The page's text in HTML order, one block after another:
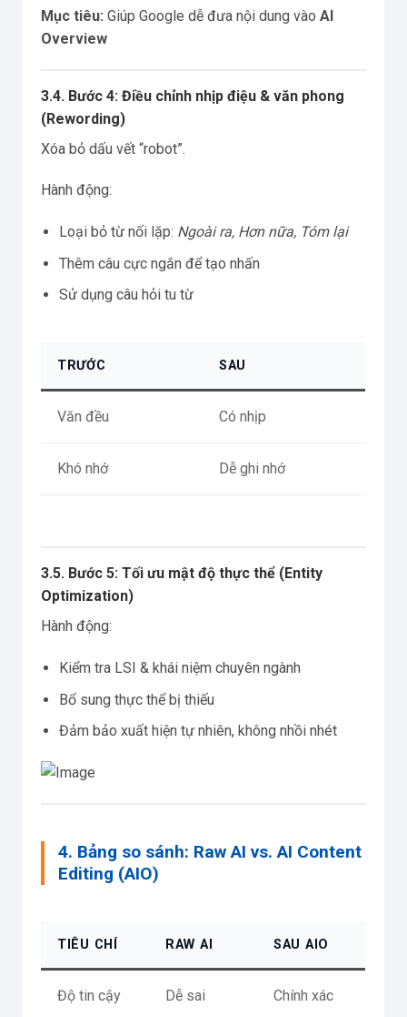
Mục tiêu: Giúp Google dễ đưa nội dung vào AI
Overview
3.4. Bước 4: Điều chỉnh nhịp điệu & văn phong
(Rewording)
Xóa bỏ dấu vết “robot”.
Hành động:
Loại bỏ từ nối lặp: Ngoài ra, Hơn nữa, Tóm lại
Thêm câu cực ngắn để tạo nhấn
Sử dụng câu hỏi tu từ
TRƯỚC SAU
Văn đều Có nhịp
Khó nhớ Dễ ghi nhớ
3.5. Bước 5: Tối ưu mật độ thực thể (Entity
Optimization)
Hành động:
Kiểm tra LSI & khái niệm chuyên ngành
Bổ sung thực thể bị thiếu
Đảm bảo xuất hiện tự nhiên, không nhồi nhét
4. Bảng so sánh: Raw AI vs. AI Content
Editing (AIO)
TIÊU CHÍ RAW AI SAU AIO
Độ tin cậy Dễ sai Chính xác